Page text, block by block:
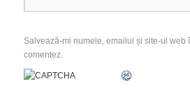
Salvează-mi numele, emailul și site-ul
comentez.